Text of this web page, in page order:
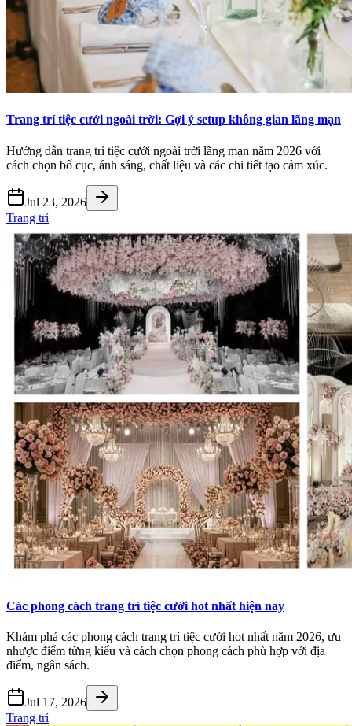
Trang trí tiệc cưới ngoài trời: Gợi ý setup không gian lãng mạn
Hướng dẫn trang trí tiệc cưới ngoài trời lãng mạn năm 2026 với
cách chọn bố cục, ánh sáng, chất liệu và các chi tiết tạo cảm xúc.
Jul 23, 2026
Trang trí
Các phong cách trang trí tiệc cưới hot nhất hiện nay
Khám phá các phong cách trang trí tiệc cưới hot nhất năm 2026, ưu
nhược điểm từng kiểu và cách chọn phong cách phù hợp với địa
điểm, ngân sách.
Jul 17, 2026
Trang trí